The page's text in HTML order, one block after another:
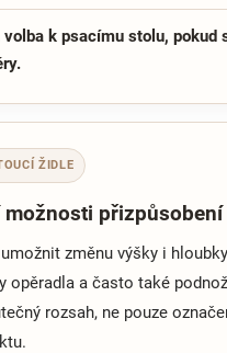
volba k psacímu stolu, pokud
ŽIDLE
možnosti přizpůsobení
změnu výšky i
opěradla a často také
rozsah, ne pouze